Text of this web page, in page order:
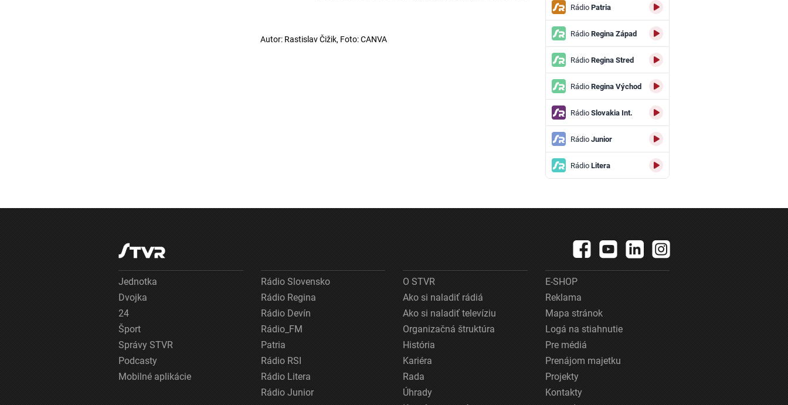
Autor: Rastislav Čižik, Foto: CANVA
RádioPatria
RádioRegina Západ
RádioRegina Stred
RádioRegina Východ
RádioSlovakia Int.
RádioJunior
RádioLitera
Jednotka
Dvojka
24
Šport
Správy STVR
Podcasty
Mobilné aplikácie
Rádio Slovensko
Rádio Regina
Rádio Devín
Rádio_FM
Patria
Rádio RSI
Rádio Litera
Rádio Junior
O STVR
Ako si naladiť rádiá
Ako si naladiť televíziu
Organizačná štruktúra
História
Kariéra
Rada
Úhrady
E-SHOP
Reklama
Mapa stránok
Logá na stiahnutie
Pre médiá
Prenájom majetku
Projekty
Kontakty